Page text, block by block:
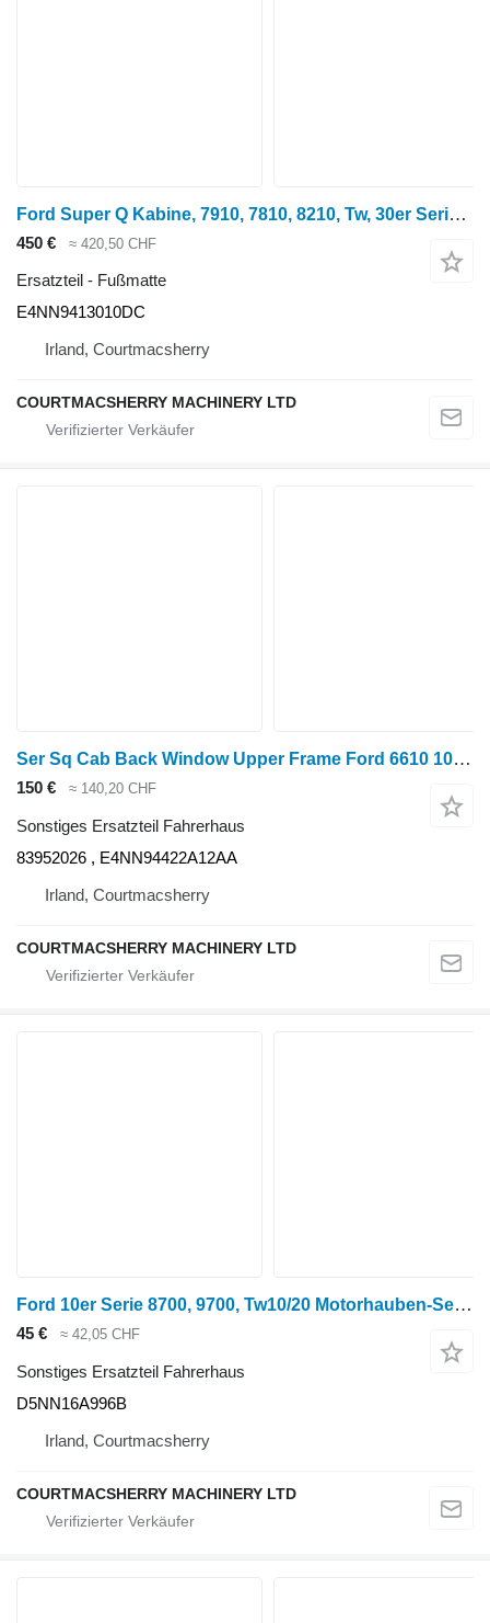
Ford Super Q Kabine, 7910, 7810, 8210, Tw, 30er Serie, Kabinenfußmatte E4nn E4NN9413010DC für Radtraktor
450 € ≈ 420,50 CHF
Ersatzteil - Fußmatte
E4NN9413010DC
Irland, Courtmacsherry
COURTMACSHERRY MACHINERY LTD
Ser Sq Cab Back Window Upper Frame Ford 6610 10, Tw, 30 Ser Sq Cab Back Window Upper Frame 83952026 für Ford 6610 10, Tw, 30 Radtraktor
150 € ≈ 140,20 CHF
Sonstiges Ersatzteil Fahrerhaus
83952026 , E4NN94422A12AA
Irland, Courtmacsherry
COURTMACSHERRY MACHINERY LTD
Ford 10er Serie 8700, 9700, Tw10/20 Motorhauben-Seitenwandhalterung D5nn16a D5NN16A996B für Traktor
45 € ≈ 42,05 CHF
Sonstiges Ersatzteil Fahrerhaus
D5NN16A996B
Irland, Courtmacsherry
COURTMACSHERRY MACHINERY LTD